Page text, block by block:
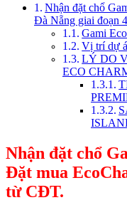
Nhận đặt chổ
Đà Nẵng giai đoạn
Gami
Vị trí dự
LÝ DO
ECO
Nhận đặt chổ
Đặt mua
từ CĐT.